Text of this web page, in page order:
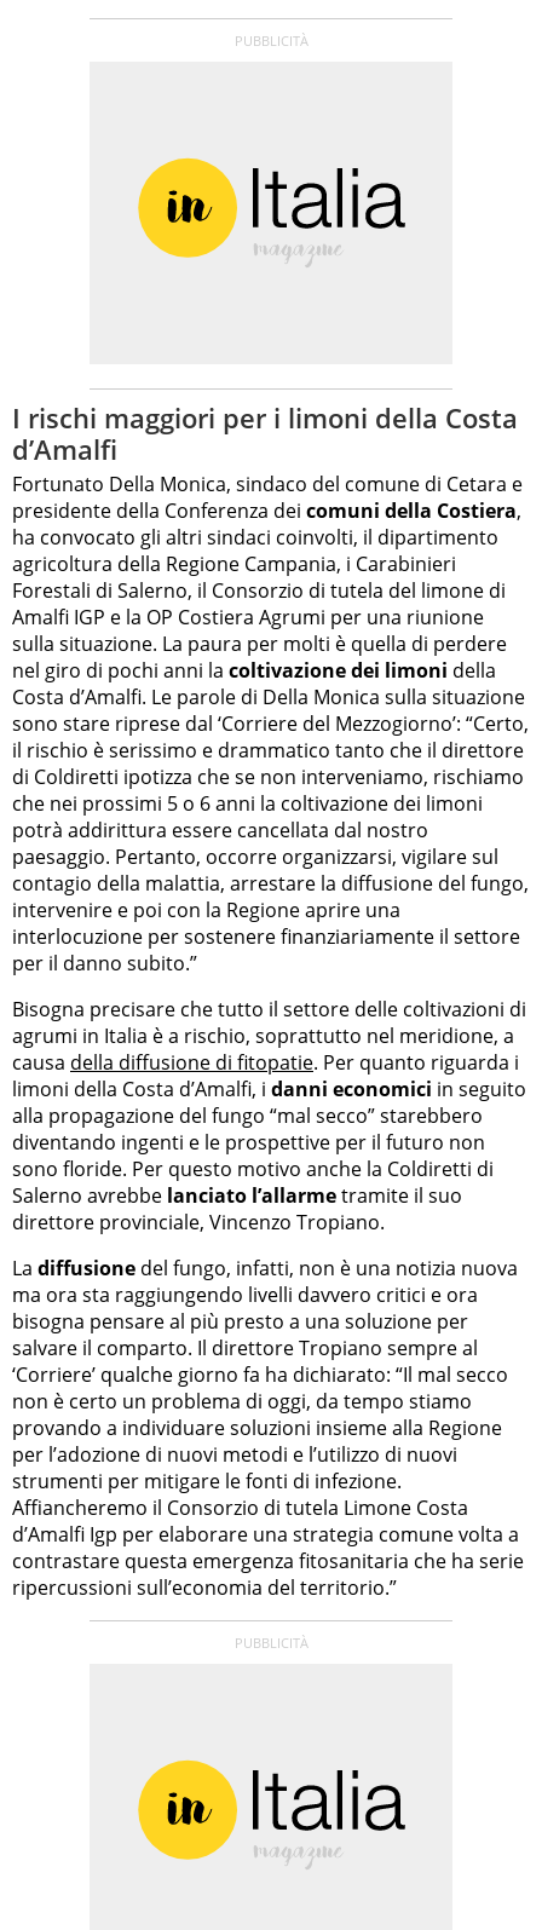
I rischi maggiori per i limoni della Costa
d’Amalfi
Fortunato Della Monica, sindaco del comune di Cetara e
presidente della Conferenza dei comuni della Costiera,
ha convocato gli altri sindaci coinvolti, il dipartimento
agricoltura della Regione Campania, i Carabinieri
Forestali di Salerno, il Consorzio di tutela del limone di
Amalfi IGP e la OP Costiera Agrumi per una riunione
sulla situazione. La paura per molti è quella di perdere
nel giro di pochi anni la coltivazione dei limoni della
Costa d’Amalfi. Le parole di Della Monica sulla situazione
sono stare riprese dal ‘Corriere del Mezzogiorno’: “Certo,
il rischio è serissimo e drammatico tanto che il direttore
di Coldiretti ipotizza che se non interveniamo, rischiamo
che nei prossimi 5 o 6 anni la coltivazione dei limoni
potrà addirittura essere cancellata dal nostro
paesaggio. Pertanto, occorre organizzarsi, vigilare sul
contagio della malattia, arrestare la diffusione del fungo,
intervenire e poi con la Regione aprire una
interlocuzione per sostenere finanziariamente il settore
per il danno subito.”
Bisogna precisare che tutto il settore delle coltivazioni di
agrumi in Italia è a rischio, soprattutto nel meridione, a
causa della diffusione di fitopatie. Per quanto riguarda i
limoni della Costa d’Amalfi, i danni economici in seguito
alla propagazione del fungo “mal secco” starebbero
diventando ingenti e le prospettive per il futuro non
sono floride. Per questo motivo anche la Coldiretti di
Salerno avrebbe lanciato l’allarmetramite il suo
direttore provinciale, Vincenzo Tropiano.
La diffusione del fungo, infatti, non è una notizia nuova
ma ora sta raggiungendo livelli davvero critici e ora
bisogna pensare al più presto a una soluzione per
salvare il comparto. Il direttore Tropiano sempre al
‘Corriere’ qualche giorno fa ha dichiarato: “Il mal secco
non è certo un problema di oggi, da tempo stiamo
provando a individuare soluzioni insieme alla Regione
per l’adozione di nuovi metodi e l’utilizzo di nuovi
strumenti per mitigare le fonti di infezione.
Affiancheremo il Consorzio di tutela Limone Costa
d’Amalfi Igp per elaborare una strategia comune volta a
contrastare questa emergenza fitosanitaria che ha serie
ripercussioni sull’economia del territorio.”